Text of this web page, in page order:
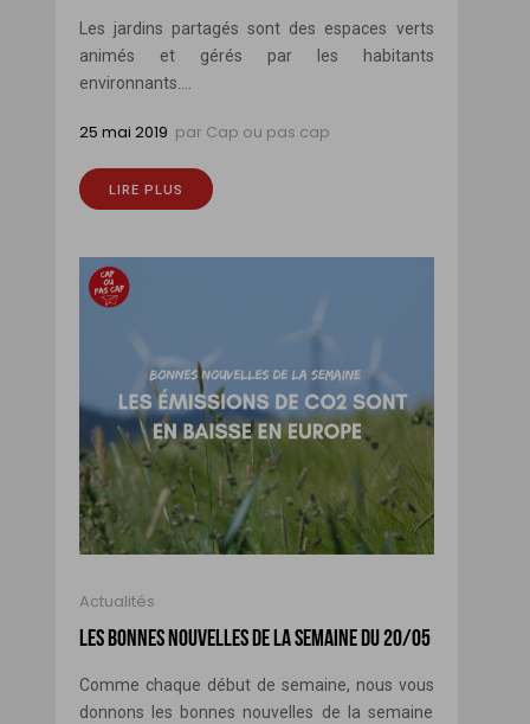
Les jardins partagés sont des espaces verts
animés et gérés par les habitants
environnants....
25 mai 2019 par Cap ou pas cap
LIRE PLUS
Actualités
LES BONNES NOUVELLES DE LA SEMAINE DU 20/05
Comme chaque début de semaine, nous vous
donnons les bonnes nouvelles de la semaine